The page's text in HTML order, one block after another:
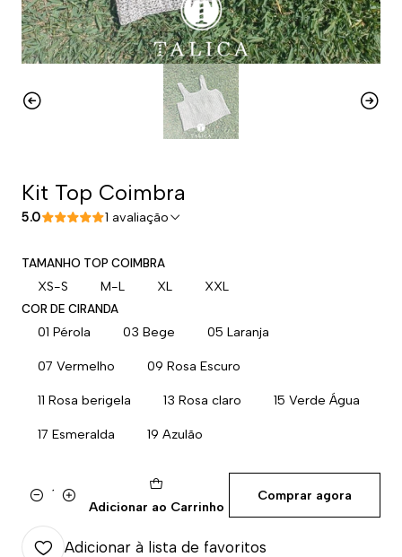
Kit Top Coimbra
5.0 1 avaliação
TAMANHO TOP COIMBRA
XS-S M-L XL XXL
COR DE CIRANDA
01 Pérola 03 Bege 05 Laranja
07 Vermelho 09 Rosa Escuro
11 Rosa berigela 13 Rosa claro 15 Verde Água
17 Esmeralda 19 Azulão
QuantidadeAdicionar ao Carrinho
Comprar agora
Adicionar à lista de favoritos